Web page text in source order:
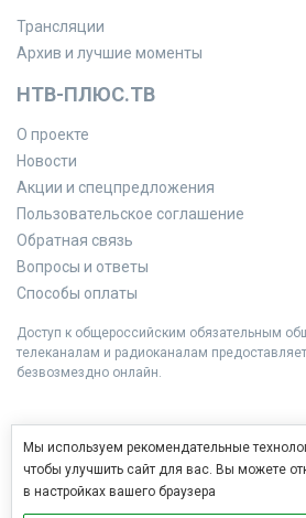
Трансляции
Архив и лучшие моменты
НТВ-ПЛЮС.ТВ
О проекте
Новости
Акции и спецпредложения
Пользовательское соглашение
Обратная связь
Вопросы и ответы
Способы оплаты
Доступ к общероссийским обязательным
телеканалам и радиоканалам
безвозмездно онлайн.
Мы используем рекомендательные
чтобы улучшить сайт для вас. Вы можете
в настройках вашего браузера